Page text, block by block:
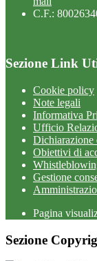
C.F.:
Sezione Link
Cookie policy
Note legali
Informativa
Ufficio
Dichiarazione
Obiettivi di
Gestione
Pagina
Sezione